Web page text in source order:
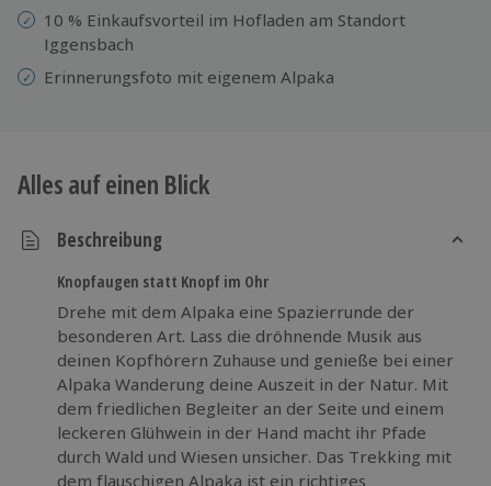
10 % Einkaufsvorteil im Hofladen am Standort
Iggensbach
Erinnerungsfoto mit eigenem Alpaka
Alles auf einen Blick
Beschreibung
Knopfaugen statt Knopf im Ohr
Drehe mit dem Alpaka eine Spazierrunde der
besonderen Art. Lass die dröhnende Musik aus
deinen Kopfhörern Zuhause und genieße bei einer
Alpaka Wanderung deine Auszeit in der Natur. Mit
dem friedlichen Begleiter an der Seite und einem
leckeren Glühwein in der Hand macht ihr Pfade
durch Wald und Wiesen unsicher. Das Trekking mit
dem flauschigen Alpaka ist ein richtiges